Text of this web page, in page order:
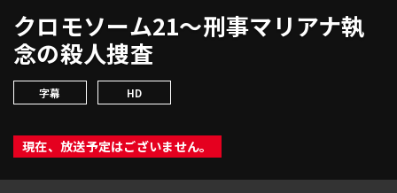
クロモソーム21～刑事マリアナ執
念の殺人捜査
字幕 HD
現在、放送予定はございません。